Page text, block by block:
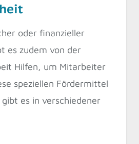
oder finanzieller
es zudem von der
Hilfen, um Mitarbeiter
speziellen Fördermittel
es in verschiedener